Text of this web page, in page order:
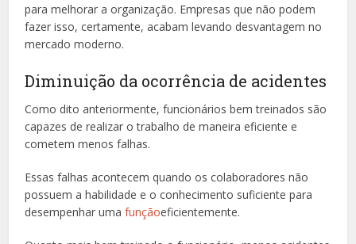
para melhorar a organização. Empresas que não podem
fazer isso, certamente, acabam levando desvantagem no
mercado moderno.
Diminuição da ocorrência de acidentes
Como dito anteriormente, funcionários bem treinados são
capazes de realizar o trabalho de maneira eficiente e
cometem menos falhas.
Essas falhas acontecem quando os colaboradores não
possuem a habilidade e o conhecimento suficiente para
desempenhar umafunçãoeficientemente.